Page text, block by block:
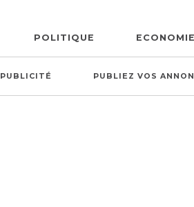
POLITIQUE ECONOMIE
PUBLICITÉ PUBLIEZ VOS